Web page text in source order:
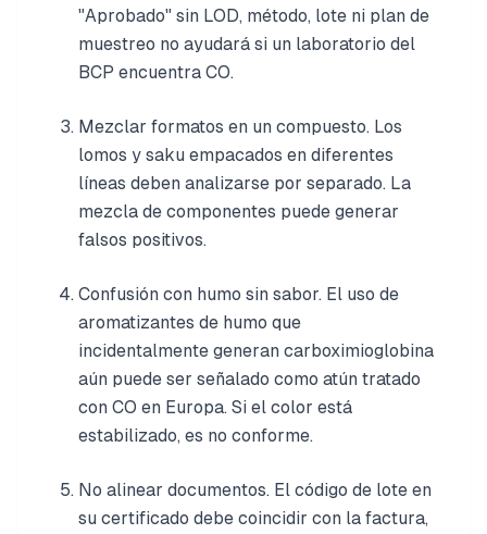
"Aprobado" sin LOD, método, lote ni plan de
muestreo no ayudará si un laboratorio del
BCP encuentra CO.
Mezclar formatos en un compuesto. Los
lomos y saku empacados en diferentes
líneas deben analizarse por separado. La
mezcla de componentes puede generar
falsos positivos.
Confusión con humo sin sabor. El uso de
aromatizantes de humo que
incidentalmente generan carboximioglobina
aún puede ser señalado como atún tratado
con CO en Europa. Si el color está
estabilizado, es no conforme.
No alinear documentos. El código de lote en
su certificado debe coincidir con la factura,